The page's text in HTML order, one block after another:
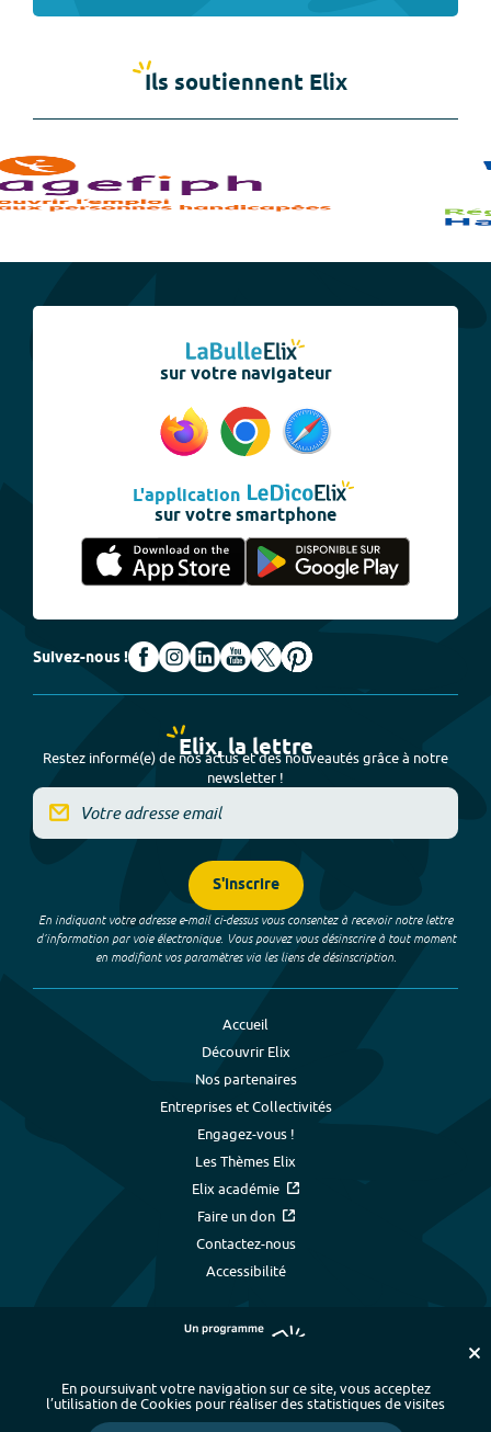
Ils soutiennent Elix
sur votre navigateur
L'application
sur votre smartphone
Suivez-nous !
Elix, la lettre
Restez informé(e) de nos actus et des nouveautés grâce à notre
newsletter !
S'inscrire
En indiquant votre adresse e-mail ci-dessus vous consentez à recevoir notre lettre
d’information par voie électronique. Vous pouvez vous désinscrire à tout moment
en modifiant vos paramètres via les liens de désinscription.
Accueil
Découvrir Elix
Nos partenaires
Entreprises et Collectivités
Engagez-vous !
Les Thèmes Elix
Elix académie
Faire un don
Contactez-nous
Accessibilité
Plan du site - Index alphabétique -
En poursuivant votre navigation sur ce site, vous acceptez
l’utilisation de Cookies pour réaliser des statistiques de visites